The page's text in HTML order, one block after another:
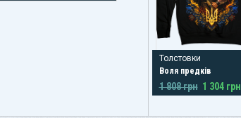
Толстовки
Воля предків
1 808 грн 1 304 грн